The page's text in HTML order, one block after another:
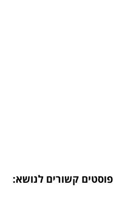
פוסטים קשורים לנושא: